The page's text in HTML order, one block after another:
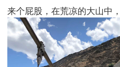
来个屁股，在荒凉的大山中